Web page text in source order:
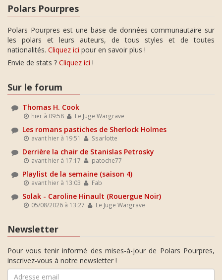
Polars Pourpres
Polars Pourpres est une base de données communautaire sur
les polars et leurs auteurs, de tous styles et de toutes
nationalités. Cliquez ici pour en savoir plus !
Envie de stats ? Cliquez ici !
Sur le forum
Thomas H. Cook
hier à 09:58 Le Juge Wargrave
Les romans pastiches de Sherlock Holmes
avant hier à 19:51 Ssarlotte
Derrière la chair de Stanislas Petrosky
avant hier à 17:17 patoche77
Playlist de la semaine (saison 4)
avant hier à 13:03 Fab
Solak - Caroline Hinault (Rouergue Noir)
05/08/2026 à 13:27 Le Juge Wargrave
Newsletter
Pour vous tenir informé des mises-à-jour de Polars Pourpres,
inscrivez-vous à notre newsletter !